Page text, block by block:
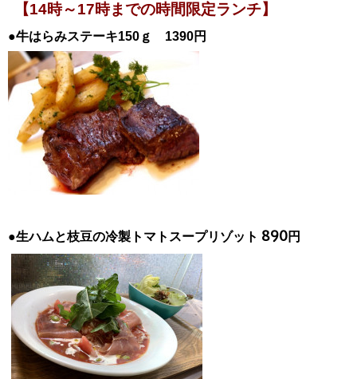
【14時～17時までの時間限定ランチ】
●牛はらみステーキ150ｇ 1390円
●生ハムと枝豆の冷製トマトスープリゾット 890円